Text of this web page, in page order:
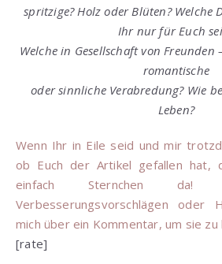
spritzige? Holz oder Blüten? Welche
Ihr nur für Euch
Welche in Gesellschaft von
romantische
oder sinnliche Verabredung? Wie
Leben?
Wenn Ihr in Eile seid und mir
ob Euch der Artikel gefallen hat,
einfach Sternchen da!
Verbesserungsvorschlägen oder
mich über ein Kommentar, um sie zu
[rate]